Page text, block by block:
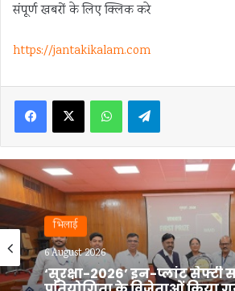
संपूर्ण खबरों के लिए क्लिक करे
https://jantakikalam.com
FacebookX WhatsAppTelegram
भिलाई
6 August 2026
बीएमडीसी, सेक्टर-7 में ‘मिशन